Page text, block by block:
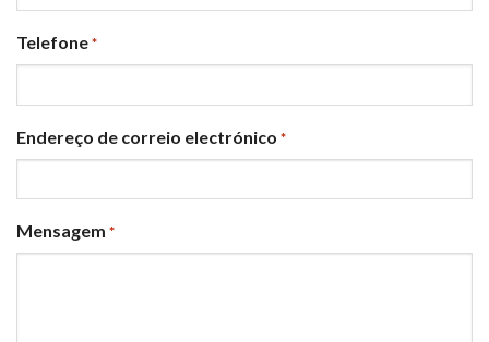
Telefone *
Endereço de correio electrónico *
Mensagem *